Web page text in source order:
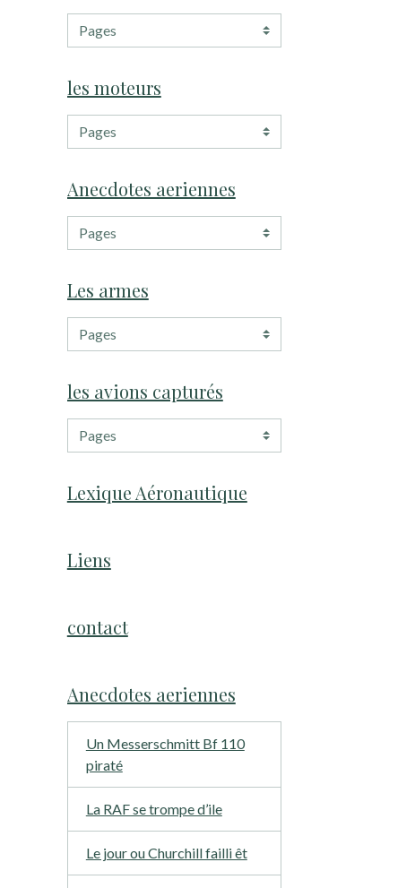
les moteurs
Anecdotes aeriennes
Les armes
les avions capturés
Lexique Aéronautique
Liens
contact
Anecdotes aeriennes
Un Messerschmitt Bf 110
piraté
La RAF se trompe d’ile
Le jour ou Churchill failli êt